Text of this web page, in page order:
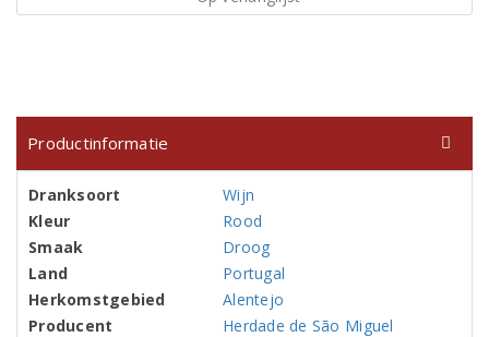
Productinformatie
Dranksoort
Wijn
Kleur
Rood
Smaak
Droog
Land
Portugal
Herkomstgebied
Alentejo
Producent
Herdade de São Miguel